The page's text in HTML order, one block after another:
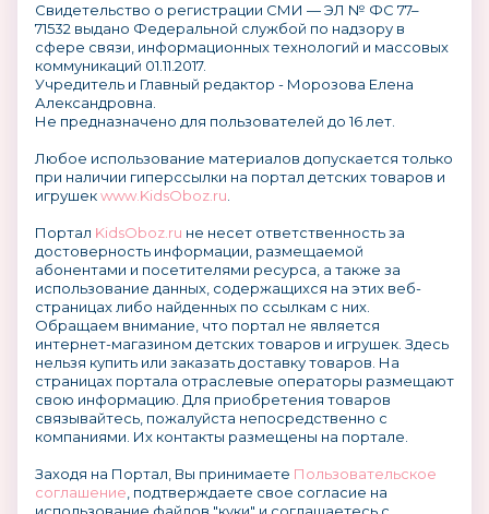
Свидетельство о регистрации СМИ — ЭЛ № ФС 77–
71532 выдано Федеральной службой по надзору в
сфере связи, информационных технологий и массовых
коммуникаций 01.11.2017.
Учредитель и Главный редактор - Морозова Елена
Александровна.
Не предназначено для пользователей до 16 лет.
Любое использование материалов допускается только
при наличии гиперссылки на портал детских товаров и
игрушекwww.KidsOboz.ru
Портал KidsOboz.ru не несет ответственность за
достоверность информации, размещаемой
абонентами и посетителями ресурса, а также за
использование данных, содержащихся на этих веб-
страницах либо найденных по ссылкам с них.
Обращаем внимание, что портал не является
интернет-магазином детских товаров и игрушек. Здесь
нельзя купить или заказать доставку товаров. На
страницах портала отраслевые операторы размещают
свою информацию. Для приобретения товаров
связывайтесь, пожалуйста непосредственно с
компаниями. Их контакты размещены на портале.
Заходя на Портал, Вы принимаете Пользовательское
соглашение , подтверждаете свое согласие на